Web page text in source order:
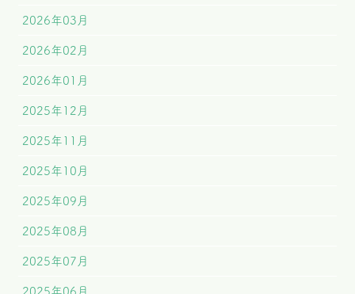
2026年03月
2026年02月
2026年01月
2025年12月
2025年11月
2025年10月
2025年09月
2025年08月
2025年07月
2025年06月